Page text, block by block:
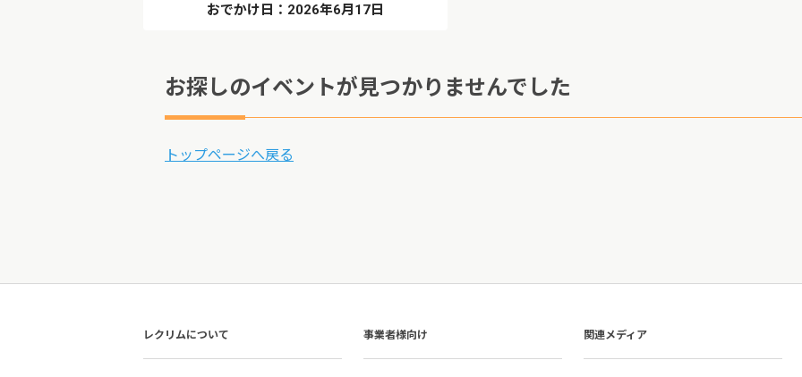
おでかけ日：2026年6月17日
お探しのイベントが見つかりませんでした
トップページへ戻る
レクリムについて 事業者様向け 関連メディア